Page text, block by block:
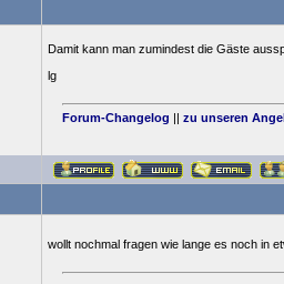
Damit kann man zumindest die Gäste
lg
Forum-Changelog || zu unseren
wollt nochmal fragen wie lange es noch in